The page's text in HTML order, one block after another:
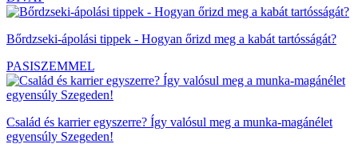
Bőrdzseki-ápolási tippek - Hogyan őrizd meg a kabát tartósságát?
PASISZEMMEL
Család és karrier egyszerre? Így valósul meg a munka-magánélet
egyensúly Szegeden!